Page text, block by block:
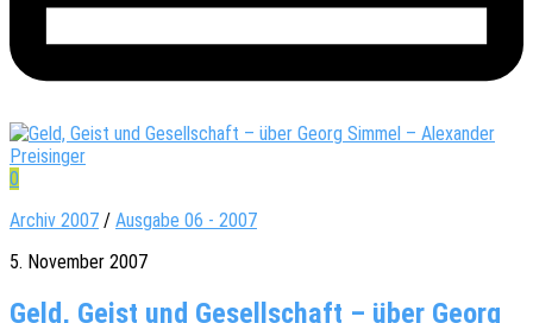
0
Archiv 2007 / Ausgabe 06 - 2007
5. November 2007
Geld, Geist und Gesellschaft – über Georg